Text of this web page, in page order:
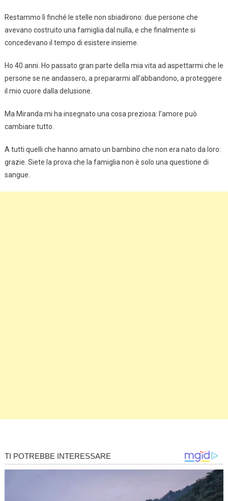
Restammo lì finché le stelle non sbiadirono: due persone che
avevano costruito una famiglia dal nulla, e che finalmente si
concedevano il tempo di esistere insieme.
Ho 40 anni. Ho passato gran parte della mia vita ad aspettarmi che le
persone se ne andassero, a prepararmi all’abbandono, a proteggere
il mio cuore dalla delusione.
Ma Miranda mi ha insegnato una cosa preziosa: l’amore può
cambiare tutto.
A tutti quelli che hanno amato un bambino che non era nato da loro:
grazie. Siete la prova che la famiglia non è solo una questione di
sangue.